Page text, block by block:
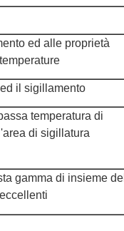
ed alle proprietà
il sigillamento
temperatura di
di sigillatura
gamma di insieme del